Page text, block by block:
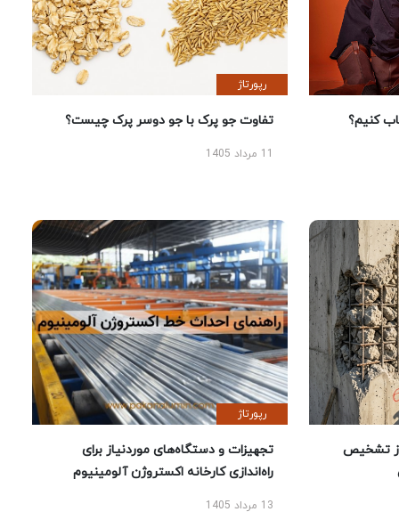
کنیم؟
رپورتاژ
تفاوت جو پرک با جو دوسر پرک چیست؟
تشخیص
رپورتاژ
تجهیزات و دستگاه‌های موردنیاز برای
راه‌اندازی کارخانه اکستروژن آلومینیوم
13 مرداد 1405